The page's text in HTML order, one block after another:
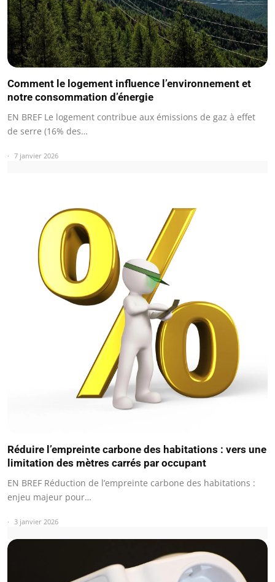
Comment le logement influence l’environnement et
notre consommation d’énergie
EN BREF Le logement contribue aux émissions de gaz à effet
de serre (16% des…
7 janvier 2026
Réduire l’empreinte carbone des habitations : vers une
limitation des mètres carrés par occupant
EN BREF Réduction de l’empreinte carbone des habitations :
enjeu majeur pour…
3 janvier 2026